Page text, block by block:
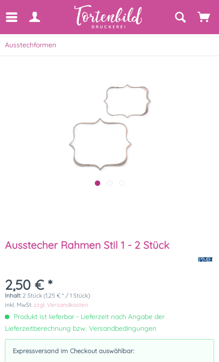
Ausstechformen
Ausstecher Rahmen Stil 1 - 2 Stück
2,50 € *
Inhalt: 2 Stück (1,25 € * / 1 Stück)
inkl. MwSt. zzgl. Versandkosten
Produkt ist lieferbar - Lieferzeit nach Angabe der
Lieferzeitberechnung bzw. Versandbedingungen
Expressversand im Checkout auswählbar: